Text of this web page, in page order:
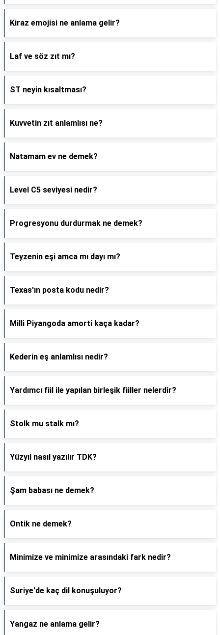
Kiraz emojisi ne anlama gelir?
Laf ve söz zıt mı?
ST neyin kısaltması?
Kuvvetin zıt anlamlısı ne?
Natamam ev ne demek?
Level C5 seviyesi nedir?
Progresyonu durdurmak ne demek?
Teyzenin eşi amca mı dayı mı?
Texas'ın posta kodu nedir?
Milli Piyangoda amorti kaça kadar?
Kederin eş anlamlısı nedir?
Yardımcı fiil ile yapılan birleşik fiiller nelerdir?
Stolk mu stalk mı?
Yüzyıl nasıl yazılır TDK?
Şam babası ne demek?
Ontik ne demek?
Minimize ve minimize arasındaki fark nedir?
Suriye'de kaç dil konuşuluyor?
Yangaz ne anlama gelir?